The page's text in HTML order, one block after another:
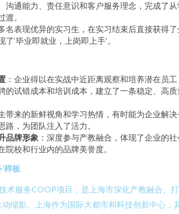
沟通能力、责任意识和客户服务理念，完成了从
。
名表现优异的实习生，在实习结束后直接获得了
‘毕业即就业，上岗即上手’。
：企业得以在实战中近距离观察和培养潜在员
的试错成本和培训成本，建立了一条稳定、高质
带来的新鲜视角和学习热情，有时能为企业解决
路，为团队注入了活力。
品牌形象 ：深度参与产教融合，体现了企业的
院校和行业内的品牌美誉度。
样板
术服务COOP项目，是上海市深化产教融合、打
动缩影。上海作为国际大都市和科技创新中心，